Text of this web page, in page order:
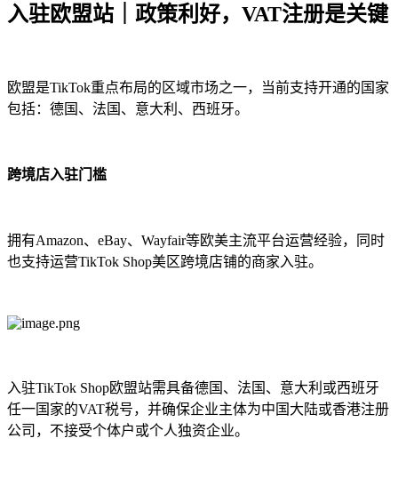
入驻欧盟站｜政策利好，VAT注册是关键
欧盟是TikTok重点布局的区域市场之一，当前支持开通的国家
包括：德国、法国、意大利、西班牙。
跨境店入驻门槛
拥有Amazon、eBay、Wayfair等欧美主流平台运营经验，同时
也支持运营TikTok Shop美区跨境店铺的商家入驻。
入驻TikTok Shop欧盟站需具备德国、法国、意大利或西班牙
任一国家的VAT税号，并确保企业主体为中国大陆或香港注册
公司，不接受个体户或个人独资企业。